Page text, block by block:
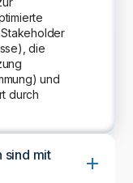
die
und
durch
sind mit